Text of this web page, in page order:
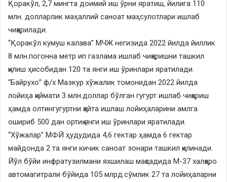
Қоракўл, 2,7 мингта доимий иш ўрни яратиш, йилига 110
млн. долларлик маҳаллий саноат маҳсулотлари ишлаб
чиқарилади.
“Қоракўл кумуш калава” МЧЖ негизида 2022 йилда йиллик
8 млн.погонна метр ип газлама ишлаб чиқаришни ташкил
қилиш ҳисобидан 120 та янги иш ўринлари яратилади.
“Байрухо” ф/х Мазкур хўжалик томонидан 2022 йилда
лойиҳа қиймати 3 млн.доллар бўлган гугурт ишлаб чиқариш
ҳамда олтингугуртни қайта ишлаш лойиҳаларини амлга
ошириб 500 дан ортиқ янги иш ўринлари яратилади.
“Хўжалар” МФЙ ҳудудида 4,6 гектар ҳамда 6 гектар
майдонда 2 та янги кичик саноат зонари ташкил қилинади.
Йўл бўйи инфратузилмани яхшилаш мақсадида М-37 халқаро
автомагитрали бўйида 105 млрд.сўмлик 27 та лойиҳаларни